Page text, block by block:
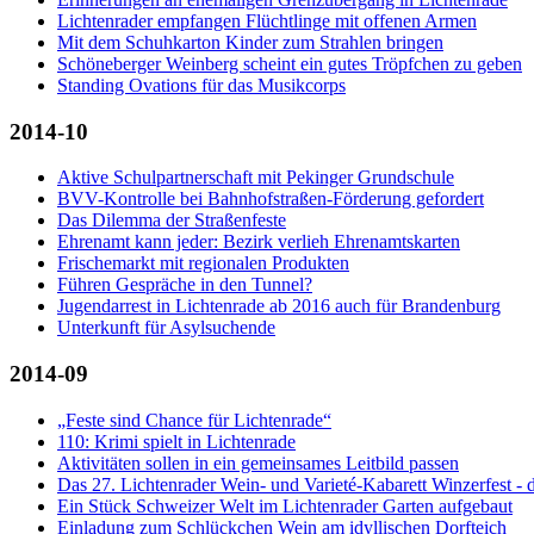
Lichtenrader empfangen Flüchtlinge mit offenen Armen
Mit dem Schuhkarton Kinder zum Strahlen bringen
Schöneberger Weinberg scheint ein gutes Tröpfchen zu geben
Standing Ovations für das Musikcorps
2014-10
Aktive Schulpartnerschaft mit Pekinger Grundschule
BVV-Kontrolle bei Bahnhofstraßen-Förderung gefordert
Das Dilemma der Straßenfeste
Ehrenamt kann jeder: Bezirk verlieh Ehrenamtskarten
Frischemarkt mit regionalen Produkten
Führen Gespräche in den Tunnel?
Jugendarrest in Lichtenrade ab 2016 auch für Brandenburg
Unterkunft für Asylsuchende
2014-09
„Feste sind Chance für Lichtenrade“
110: Krimi spielt in Lichtenrade
Aktivitäten sollen in ein gemeinsames Leitbild passen
Das 27. Lichtenrader Wein- und Varieté-Kabarett Winzerfest -
Ein Stück Schweizer Welt im Lichtenrader Garten aufgebaut
Einladung zum Schlückchen Wein am idyllischen Dorfteich